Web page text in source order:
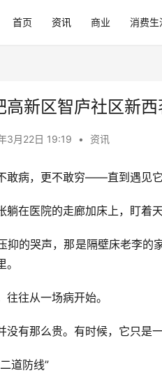
首页 资讯 商业 消费生
高新区智庐社区新
3月22日 19:19 • 资讯
敢病，更不敢穷——直到遇见它
躺在医院的走廊加床上，盯着
抑的哭声，那是隔壁床老李
往往从一场病开始。
没有那么贵。有时候，它只是
道防线”